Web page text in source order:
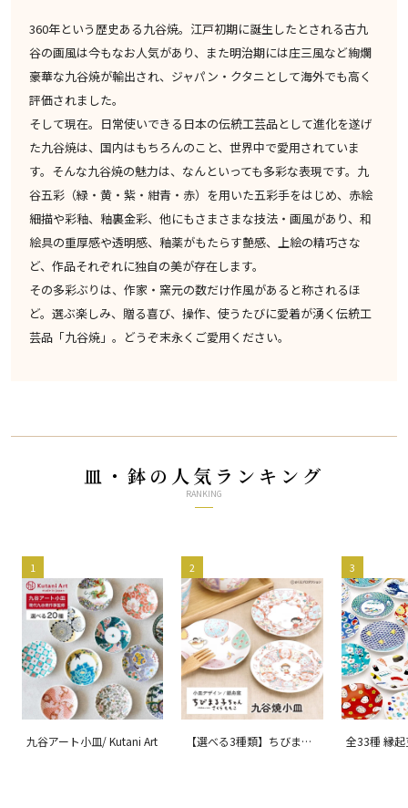
360年という歴史ある九谷焼。江戸初期に誕生したとされる古九
谷の画風は今もなお人気があり、また明治期には庄三風など絢爛
豪華な九谷焼が輸出され、ジャパン・クタニとして海外でも高く
評価されました。
そして現在。日常使いできる日本の伝統工芸品として進化を遂げ
た九谷焼は、国内はもちろんのこと、世界中で愛用されていま
す。そんな九谷焼の魅力は、なんといっても多彩な表現です。九
谷五彩（緑・黄・紫・紺青・赤）を用いた五彩手をはじめ、赤絵
細描や彩釉、釉裏金彩、他にもさまさまな技法・画風があり、和
絵具の重厚感や透明感、釉薬がもたらす艶感、上絵の精巧さな
ど、作品それぞれに独自の美が存在します。
その多彩ぶりは、作家・窯元の数だけ作風があると称されるほ
ど。選ぶ楽しみ、贈る喜び、操作、使うたびに愛着が湧く伝統工
芸品「九谷焼」。どうぞ末永くご愛用ください。
皿・鉢の人気ランキング
RANKING
1
九谷アート小皿/ Kutani Art
2
【選べる3種類】ちびまる
3
全33種 縁